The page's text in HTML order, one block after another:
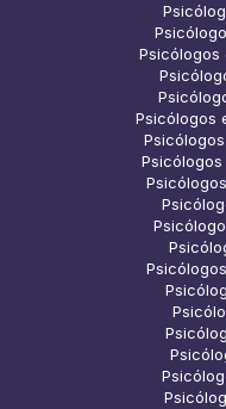
Psicólogos
Psicólogos
Psicólogos